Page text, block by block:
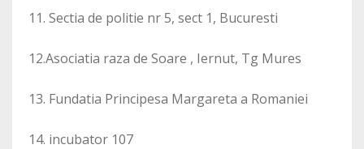
11. Sectia de politie nr 5, sect 1, Bucuresti
12.Asociatia raza de Soare , Iernut, Tg Mures
13. Fundatia Principesa Margareta a Romaniei
14. incubator 107